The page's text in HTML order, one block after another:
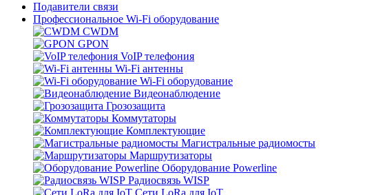
Подавители связи
Профессиональное Wi-Fi оборудование
CWDM
GPON
VoIP телефония
Wi-Fi антенны
Wi-Fi оборудование
Видеонаблюдение
Грозозащита
Коммутаторы
Комплектующие
Магистральные радиомосты
Маршрутизаторы
Оборудование Powerline
Радиосвязь WISP
Сети LoRa для IoT